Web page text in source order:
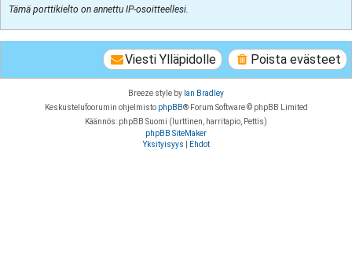
Tämä porttikielto on annettu IP-osoitteellesi.
Poista evästeet
Viesti Ylläpidolle
Breeze style by Ian Bradley
Keskustelufoorumin ohjelmisto phpBB® Forum Software © phpBB Limited
Käännös: phpBB Suomi (lurttinen, harritapio, Pettis)
phpBB SiteMaker
Yksityisyys
Ehdot